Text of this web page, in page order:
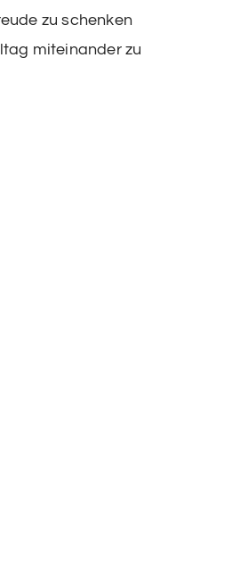
zu schenken
miteinander zu